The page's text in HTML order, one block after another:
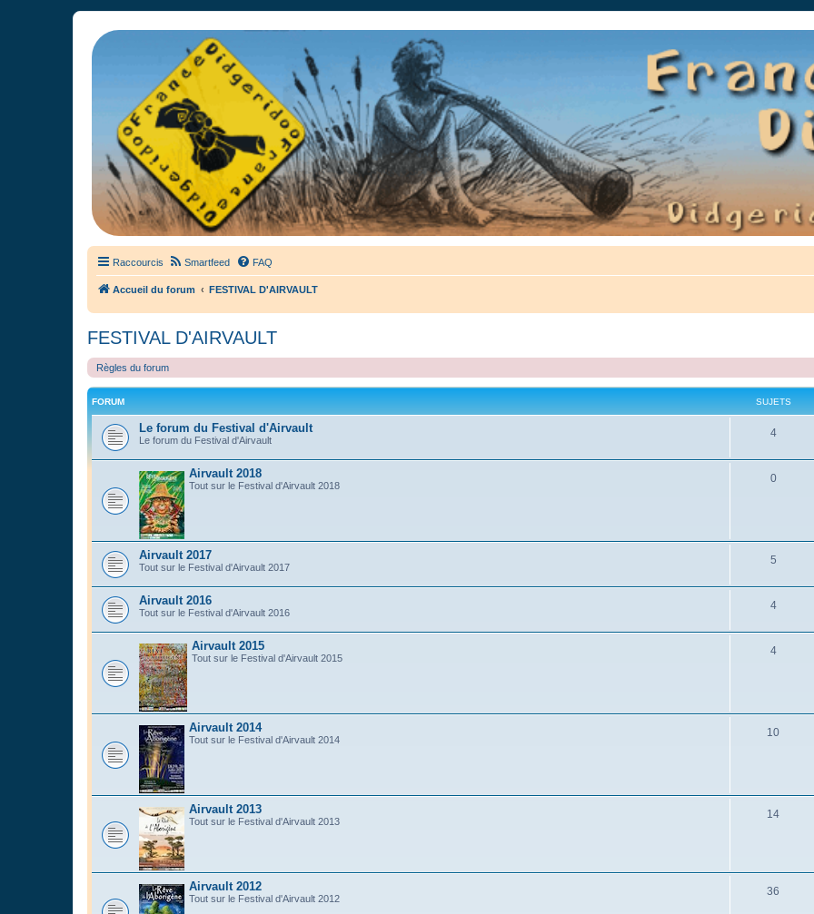
France Didgeridoo
Didgeridoo et Guimbarde sur France Didgeridoo - retrouvez la communauté.
Raccourcis Smartfeed FAQ
Accueil du forum FESTIVAL D'AIRVAULT
FESTIVAL D'AIRVAULT
Règles du forum
FORUM SUJETS
Le forum du Festival d'Airvault
Le forum du Festival d'Airvault
4
Airvault 2018
Tout sur le Festival d'Airvault 2018
0
Airvault 2017
Tout sur le Festival d'Airvault 2017
5
Airvault 2016
Tout sur le Festival d'Airvault 2016
4
Airvault 2015
Tout sur le Festival d'Airvault 2015
4
Airvault 2014
Tout sur le Festival d'Airvault 2014
10
Airvault 2013
Tout sur le Festival d'Airvault 2013
14
Airvault 2012
Tout sur le Festival d'Airvault 2012
36